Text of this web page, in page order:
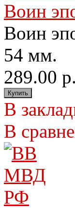
Воин
Воин
54
289.00 р.
В
В